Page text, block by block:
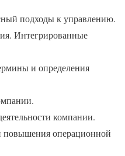
подходы к управлению.
Интегрированные
и определения
компании.
повышения операционной